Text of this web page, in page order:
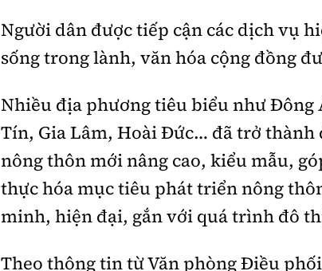
Người dân được tiếp cận các dịch vụ
sống trong lành, văn hóa cộng đồng
Nhiều địa phương tiêu biểu như Đông
Tín, Gia Lâm, Hoài Đức… đã trở thành
nông thôn mới nâng cao, kiểu mẫu,
thực hóa mục tiêu phát triển nông
minh, hiện đại, gắn với quá trình đô
Theo thông tin từ Văn phòng Điều